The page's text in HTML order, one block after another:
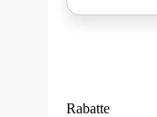
Rabatte